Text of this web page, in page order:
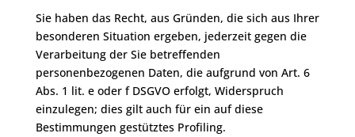
Sie haben das Recht, aus Gründen, die sich aus Ihrer
besonderen Situation ergeben, jederzeit gegen die
Verarbeitung der Sie betreffenden
personenbezogenen Daten, die aufgrund von Art. 6
Abs. 1 lit. e oder f DSGVO erfolgt, Widerspruch
einzulegen; dies gilt auch für ein auf diese
Bestimmungen gestütztes Profiling.